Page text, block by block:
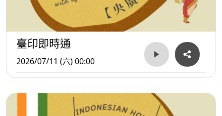
臺印即時通
2026/07/11 (六) 00:00